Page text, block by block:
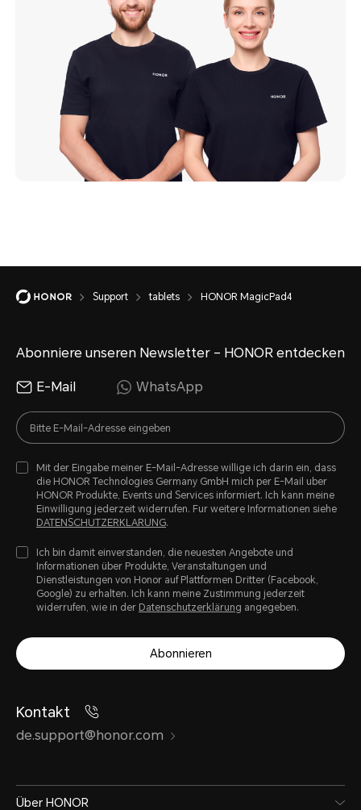
Support tablets HONOR MagicPad4
Abonniere unseren Newsletter – HONOR entdecken
E-Mail WhatsApp
Mit der Eingabe meiner E-Mail-Adresse willige ich darin ein, dass
die HONOR Technologies Germany GmbH mich per E-Mail uber
HONOR Produkte, Events und Services informiert. Ich kann meine
Einwilligung jederzeit widerrufen. Fur weitere Informationen siehe
DATENSCHUTZERKLARUNG.
Ich bin damit einverstanden, die neuesten Angebote und
Informationen über Produkte, Veranstaltungen und
Dienstleistungen von Honor auf Plattformen Dritter (Facebook,
Google) zu erhalten. Ich kann meine Zustimmung jederzeit
widerrufen, wie in der Datenschutzerklärung angegeben.
Abonnieren
Kontakt
de.support@honor.com
Über HONOR